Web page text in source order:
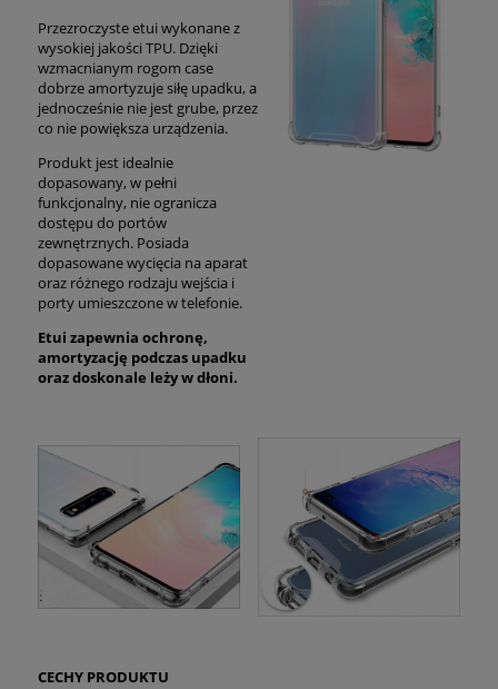
Przezroczyste etui wykonane z
wysokiej jakości TPU. Dzięki
wzmacnianym rogom case
dobrze amortyzuje siłę upadku, a
jednocześnie nie jest grube, przez
co nie powiększa urządzenia.
Produkt jest idealnie
dopasowany, w pełni
funkcjonalny, nie ogranicza
dostępu do portów
zewnętrznych. Posiada
dopasowane wycięcia na aparat
oraz różnego rodzaju wejścia i
porty umieszczone w telefonie.
Etui zapewnia ochronę,
amortyzację podczas upadku
oraz doskonale leży w dłoni.
CECHY PRODUKTU